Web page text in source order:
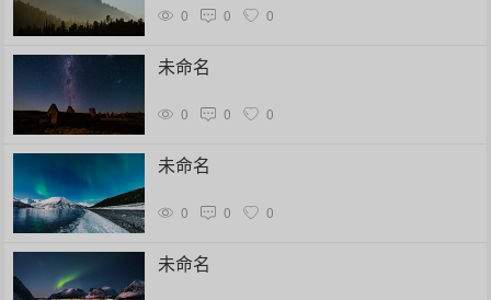
0 0 0
未命名
0 0 0
未命名
0 0 0
未命名